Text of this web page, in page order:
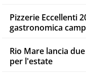
Pizzerie Eccellenti
gastronomica
Rio Mare lancia
per l'estate